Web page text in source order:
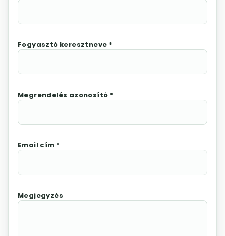
Fogyasztó keresztneve *
Megrendelés azonosító *
Email cím *
Megjegyzés